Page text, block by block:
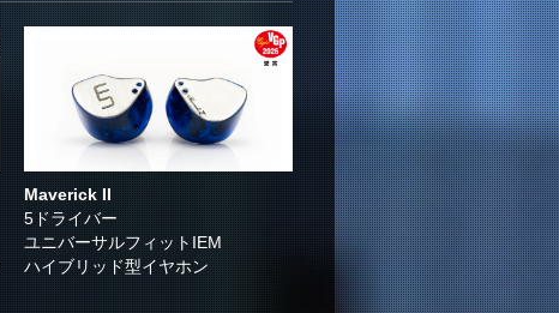
Maverick II
5ドライバー
ユニバーサルフィットIEM
ハイブリッド型イヤホン